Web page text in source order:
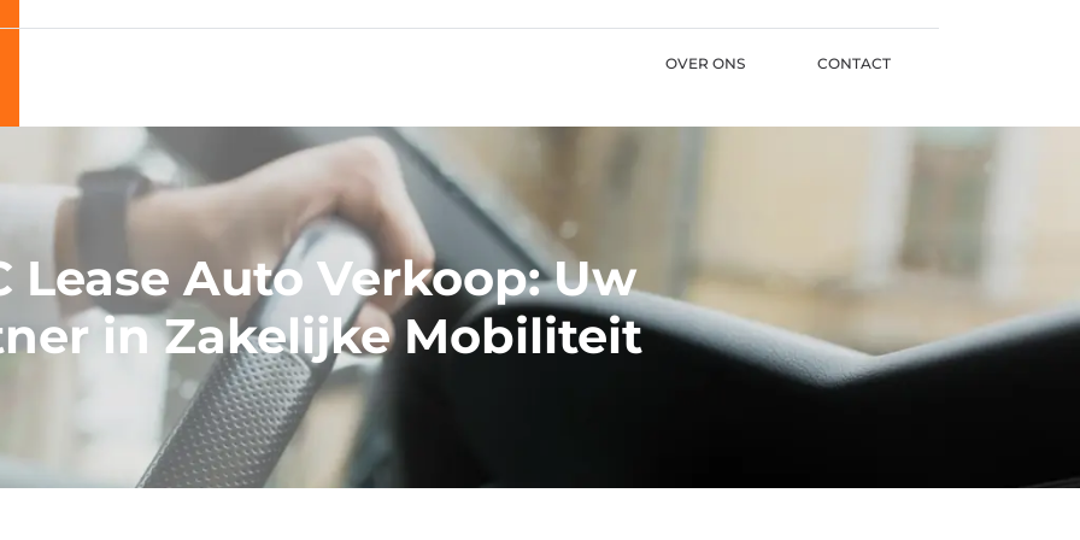
OVER ONS CONTACT
Lease Auto Verkoop: Uw
in Zakelijke Mobiliteit